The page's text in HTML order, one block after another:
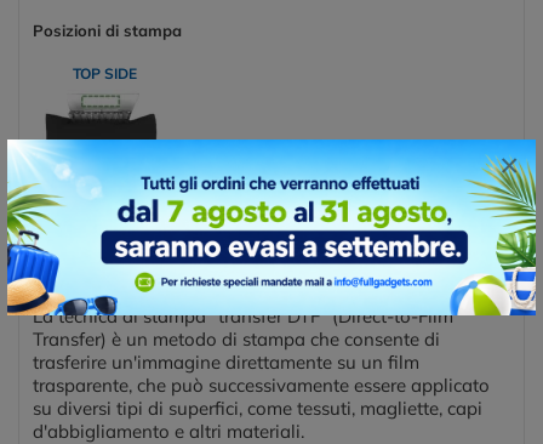
×
Posizioni di stampa
TOP SIDE
TRANSFER DIGITALE DTF
La tecnica di stampa "transfer DTF" (Direct-to-Film
Transfer) è un metodo di stampa che consente di
trasferire un'immagine direttamente su un film
trasparente, che può successivamente essere applicato
su diversi tipi di superfici, come tessuti, magliette, capi
d'abbigliamento e altri materiali.